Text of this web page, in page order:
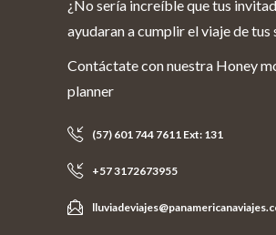
¿No sería increíble que tus
ayudaran a cumplir el viaje de tus
Contáctate con nuestra Honey
planner
(57) 601 744 7611 Ext: 131
+57 3172673955